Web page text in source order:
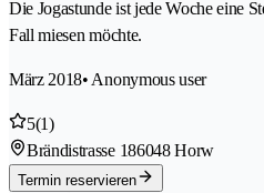
Die Jogastunde ist jede Woche eine
Fall miesen möchte.
März 2018• Anonymous user
5(1)
Brändistrasse 186048 Horw
Termin reservieren